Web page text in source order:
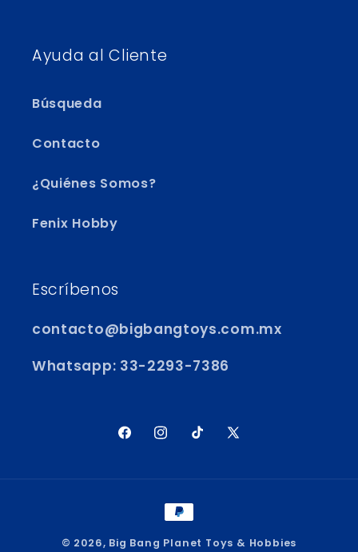
Ayuda al Cliente
Búsqueda
Contacto
¿Quiénes Somos?
Fenix Hobby
Escríbenos
contacto@bigbangtoys.com.mx
Whatsapp: 33-2293-7386
FacebookInstagram
TikTok
X
Formas
de
© 2026, Big Bang Planet Toys & Hobbies